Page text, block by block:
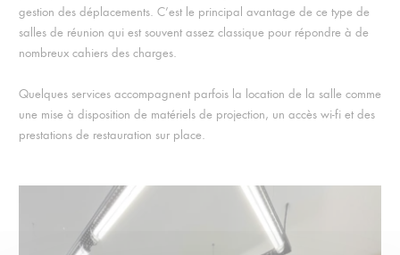
gestion des déplacements. C’est le principal avantage de ce type de
salles de réunion qui est souvent assez classique pour répondre à de
nombreux cahiers des charges.
Quelques services accompagnent parfois la location de la salle comme
une mise à disposition de matériels de projection, un accès wi-fi et des
prestations de restauration sur place.